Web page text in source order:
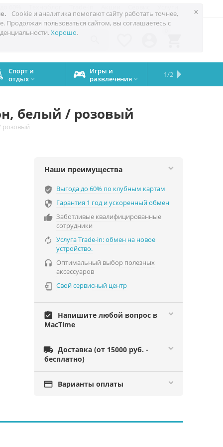
×
Cookie и аналитика помогают сайту работать точнее,
Продолжая пользоваться сайтом, вы соглашаетесь с
Хорошо.
Спорт и
отдых 
Игры и
развлечения 
Сервисный
центр
Сравните
iPhone
Подарки
на все
случаи
Запчасти
Бренды
1/2
белый / розовый
розовый
Наши преимущества
verified_user Выгода до 60% по клубным картам
 Гарантия 1 год и ускоренный обмен
 Заботливые квалифицированные
сотрудники
 Услуга Trade-in: обмен на новое
устройство.
 Оптимальный выбор полезных
аксессуаров
 Свой сервисный центр
assignment_turned_in
Напишите любой вопрос в
MacTime
 Доставка (от 15000 руб. -
бесплатно)
 Варианты оплаты